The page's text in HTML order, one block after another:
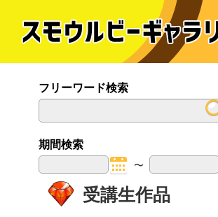
フリーワード検索
期間検索
〜
受講生作品